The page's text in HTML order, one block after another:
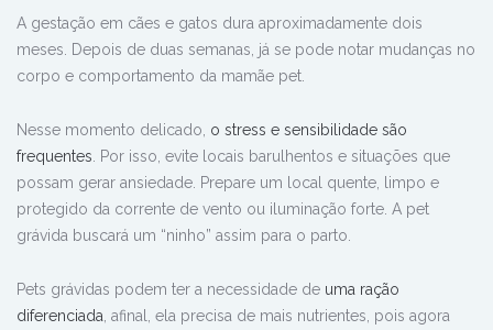
A gestação em cães e gatos dura aproximadamente dois
meses. Depois de duas semanas, já se pode notar mudanças no
corpo e comportamento da mamãe pet.
Nesse momento delicado, o stress e sensibilidade são
frequentes. Por isso, evite locais barulhentos e situações que
possam gerar ansiedade. Prepare um local quente, limpo e
protegido da corrente de vento ou iluminação forte. A pet
grávida buscará um “ninho” assim para o parto.
Pets grávidas podem ter a necessidade de uma ração
diferenciada, afinal, ela precisa de mais nutrientes, pois agora